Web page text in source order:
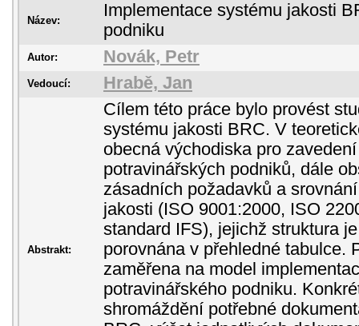
Název:
Implementace systému jakosti
podniku
Autor: Novák, Petr
Vedoucí: Hrabě, Jan
Abstrakt:
Cílem této práce bylo provést
systému jakosti BRC. V
obecná východiska pro
potravinářských podniků, dále
zásadních požadavků a
jakosti (ISO 9001:2000, ISO
standard IFS), jejichž struktura
porovnána v přehledné tabulce.
zaměřena na model
potravinářského podniku.
shromáždění potřebné